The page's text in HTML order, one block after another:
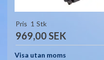
Pris 1 Stk
969,00 SEK
Visa utan moms